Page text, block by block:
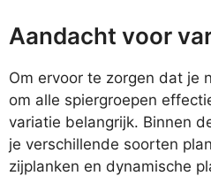
Aandacht voor
Om ervoor te zorgen dat je
om alle spiergroepen
variatie belangrijk. Binnen
je verschillende soorten
zijplanken en dynamische